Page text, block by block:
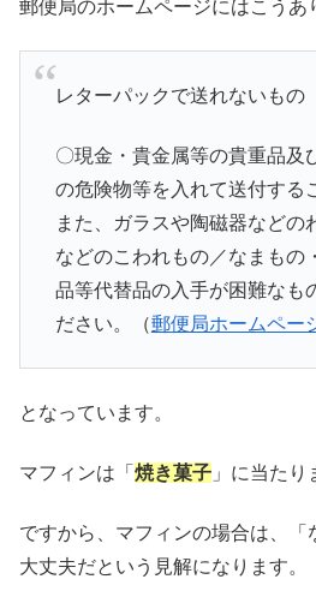
郵便局のホームページにはこうあ
レターパックで送れないもの
〇現金・貴金属等の貴重品及
の危険物等を入れて送付する
また、ガラスや陶磁器などの
などのこわれもの／なまもの
品等代替品の入手が困難なも
ださい。（郵便局ホームペー
となっています。
マフィンは「 焼き菓子 」に当たり
ですから、マフィンの場合は、
大丈夫だという見解になります。